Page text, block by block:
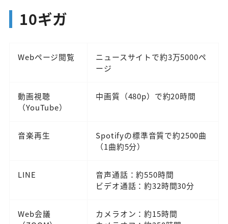
10ギガ
Webページ閲覧
ニュースサイトで約3万5000ペ
ージ
動画視聴
（YouTube）
中画質（480p）で約20時間
音楽再生
Spotifyの標準音質で約2500曲
（1曲約5分）
LINE
音声通話：約550時間
ビデオ通話：約32時間30分
Web会議
カメラオン：約15時間